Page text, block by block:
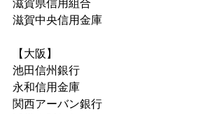
滋賀県信用組合
滋賀中央信用金庫
【大阪】
池田信州銀行
永和信用金庫
関西アーバン銀行